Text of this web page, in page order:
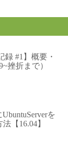
録 #1】概要・
挫折まで）
を
【16.04】